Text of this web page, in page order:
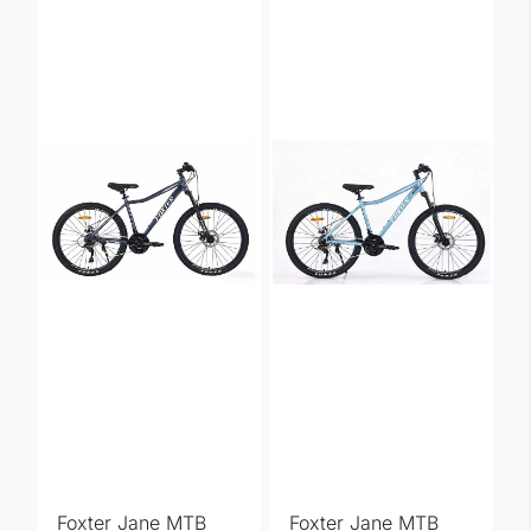
Foxter Jane MTB
Foxter Jane MTB